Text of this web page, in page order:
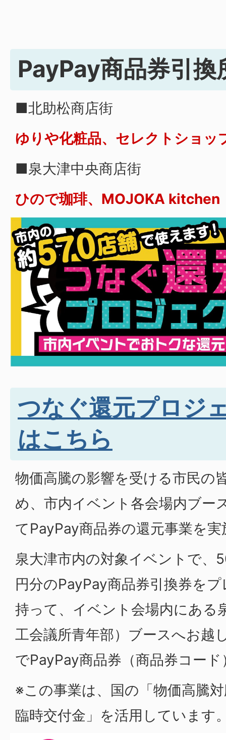
PayPay商品券引換
■北助松商店街
ゆりや化粧品、セレクトショッ
■泉大津中央商店街
ひので珈琲、MOJOKA kitchen
つなぐ還元プロジ
はこちら
物価高騰の影響を受ける市民の
め、市内イベント各会場内ブー
てPayPay商品券の還元事業を
泉大津市内の対象イベントで、
円分のPayPay商品券引換券を
持って、イベント会場内にある
工会議所青年部）ブースへお越
でPayPay商品券（商品券コー
※この事業は、国の「物価高騰
臨時交付金」を活用しています